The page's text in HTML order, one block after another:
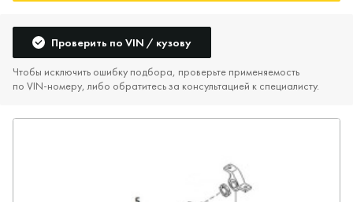
Проверить по VIN / кузову
Чтобы исключить ошибку подбора, проверьте применяемость
по VIN‑номеру, либо обратитесь за консультацией к специалисту.